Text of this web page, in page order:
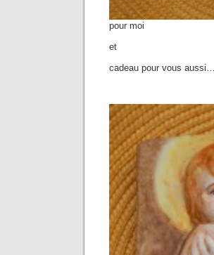
pour moi
et
cadeau pour vous aussi….